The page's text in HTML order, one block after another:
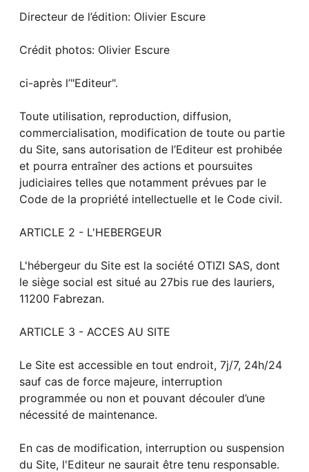
Directeur de l’édition: Olivier Escure
Crédit photos: Olivier Escure
ci-après l’"Editeur".
Toute utilisation, reproduction, diffusion,
commercialisation, modification de toute ou partie
du Site, sans autorisation de l’Editeur est prohibée
et pourra entraîner des actions et poursuites
judiciaires telles que notamment prévues par le
Code de la propriété intellectuelle et le Code civil.
ARTICLE 2 - L'HEBERGEUR
L'hébergeur du Site est la société OTIZI SAS, dont
le siège social est situé au 27bis rue des lauriers,
11200 Fabrezan.
ARTICLE 3 - ACCES AU SITE
Le Site est accessible en tout endroit, 7j/7, 24h/24
sauf cas de force majeure, interruption
programmée ou non et pouvant découler d’une
nécessité de maintenance.
En cas de modification, interruption ou suspension
du Site, l'Editeur ne saurait être tenu responsable.